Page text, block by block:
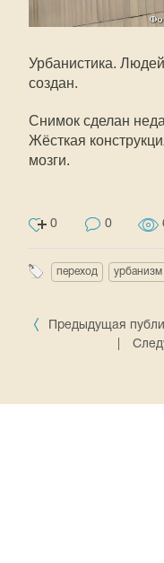
Урбанистика.
создан.
Снимок сделан
Жёсткая
мозги.
0 0
переход урбанизм
Предыдущая